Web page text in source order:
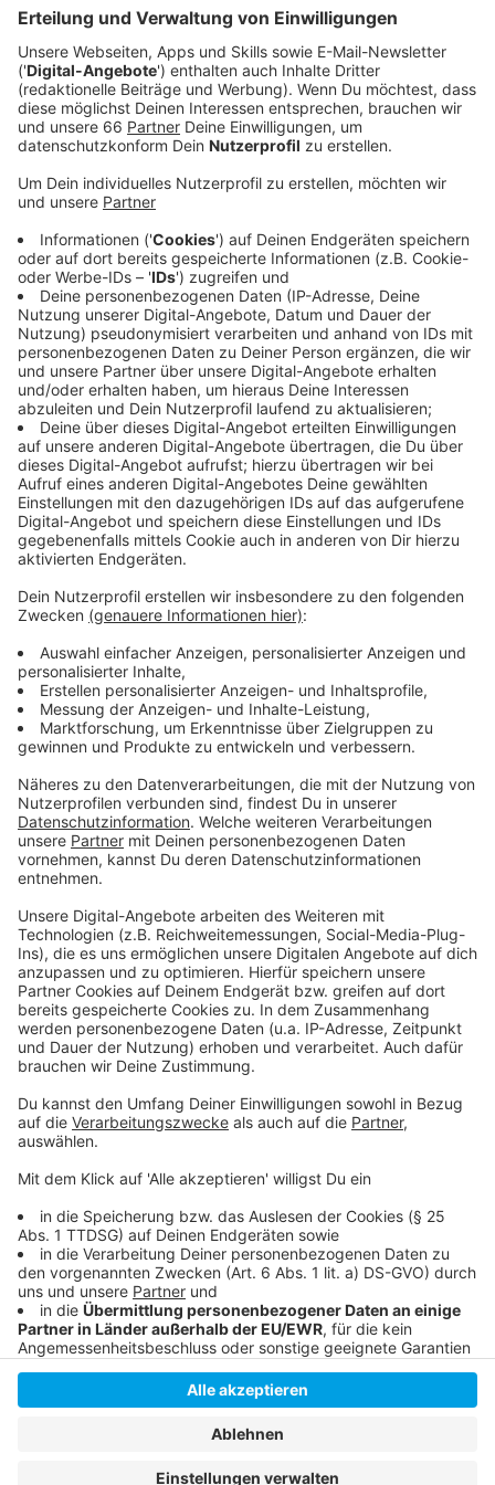
geförderte Wohnungen gesetzt.
Veröffentlicht:Dienstag, 24.05.2022 05:16
Anzeige
Der Wohnentwickler Instone Real Estate und das
Wohnungsunternehmen LEG haben jetzt (23. Mai 2022)
Richtfest für 66 überwiegend geförderte Wohnungen
gefeiert. Geplant sind 52 öffentlich geförderte und 14
freifinanzierte Wohneinheiten – verteilt auf drei
baugleiche Gebäude. Schon im vergangenen Jahr
(2021) hatte die LEG ein Wohnungspaket mit 16
öffentlich geförderten, 66 preisgedämpften und 22
freifinanzierten Wohnungen entlang der Gerresheimer
Landstraße gekauft. Im gesamten Quartier mit dem
Namen "Wohnen im Hochfeld" entstehen auf acht
Baufeldern insgesamt 360 Wohneinheiten, also auch
Eigentumswohnen und Einfamilienhäuser sowie eine
Kindertagesstätte mit fünf Gruppen und rund 700
Quadratmeter Gewerbefläche. Im Quartier selbst wird
das Unterbacher Urgestein Karl Knödl mit einer
eigenen Straße geehrt.
Anzeige
Weitere Infos und Links zum Thema:
Infos zum neuen Wohngebiet in Unterbach
Infos zum Stadtteil Unterbach
Hier informiert die Aktionsgemeinschaft Auf nach
Unterbach
Hier informiert der Karnevalsausschuß Unterbach
1957 e.V.
Im neuen Quartier wird das Unterbacher Urgestein
Karl Knödl mit einer eigenen Straße geehrt
Anzeige
Anzeige